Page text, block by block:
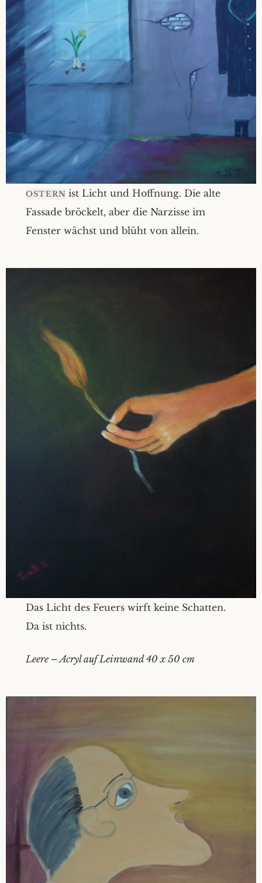
OSTERN ist Licht und Hoffnung. Die alte
Fassade bröckelt, aber die Narzisse im
Fenster wächst und blüht von allein.
Das Licht des Feuers wirft keine Schatten.
Da ist nichts.
Leere – Acryl auf Leinwand 40 x 50 cm